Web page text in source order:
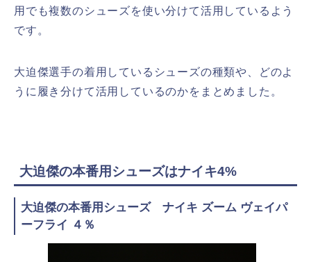
用でも複数のシューズを使い分けて活用しているよう
です。
大迫傑選手の着用しているシューズの種類や、どのよ
うに履き分けて活用しているのかをまとめました。
大迫傑の本番用シューズはナイキ4%
大迫傑の本番用シューズ ナイキ ズーム ヴェイパ
ーフライ ４％